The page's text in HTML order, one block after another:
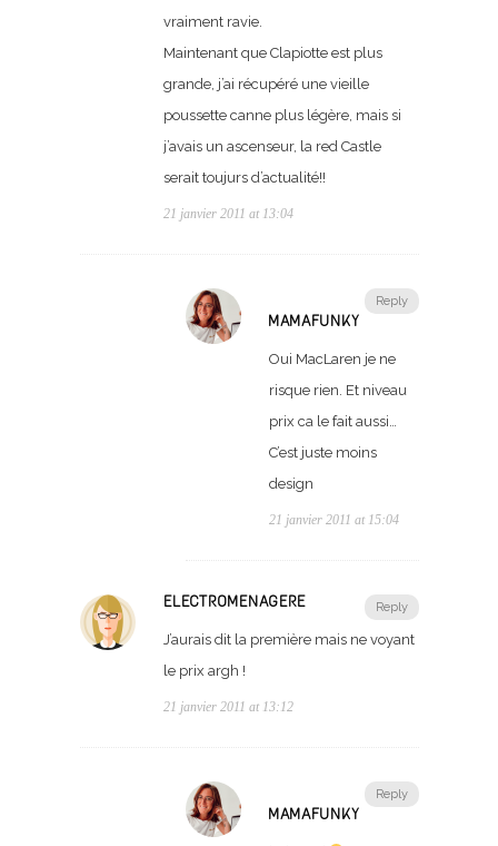
vraiment ravie.
Maintenant que Clapiotte est plus
grande, j’ai récupéré une vieille
poussette canne plus légère, mais si
j’avais un ascenseur, la red Castle
serait toujurs d’actualité!!
21 janvier 2011 at 13:04
Reply
MAMAFUNKY
Oui MacLaren je ne
risque rien. Et niveau
prix ca le fait aussi…
C’est juste moins
design
21 janvier 2011 at 15:04
Reply
ELECTROMENAGERE
J’aurais dit la première mais ne voyant
le prix argh !
21 janvier 2011 at 13:12
Reply
MAMAFUNKY